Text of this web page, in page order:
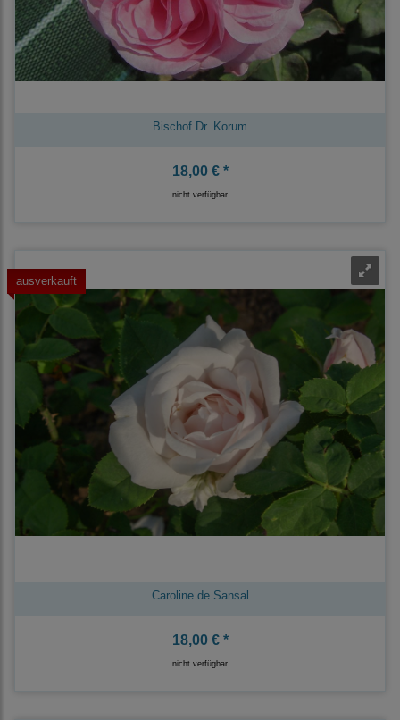
Bischof Dr. Korum
18,00 € *
nicht verfügbar
ausverkauft
Caroline de Sansal
18,00 € *
nicht verfügbar